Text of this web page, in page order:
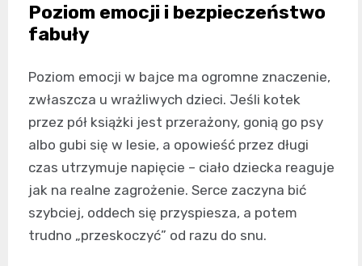
Poziom emocji i bezpieczeństwo
fabuły
Poziom emocji w bajce ma ogromne znaczenie,
zwłaszcza u wrażliwych dzieci. Jeśli kotek
przez pół książki jest przerażony, gonią go psy
albo gubi się w lesie, a opowieść przez długi
czas utrzymuje napięcie – ciało dziecka reaguje
jak na realne zagrożenie. Serce zaczyna bić
szybciej, oddech się przyspiesza, a potem
trudno „przeskoczyć” od razu do snu.